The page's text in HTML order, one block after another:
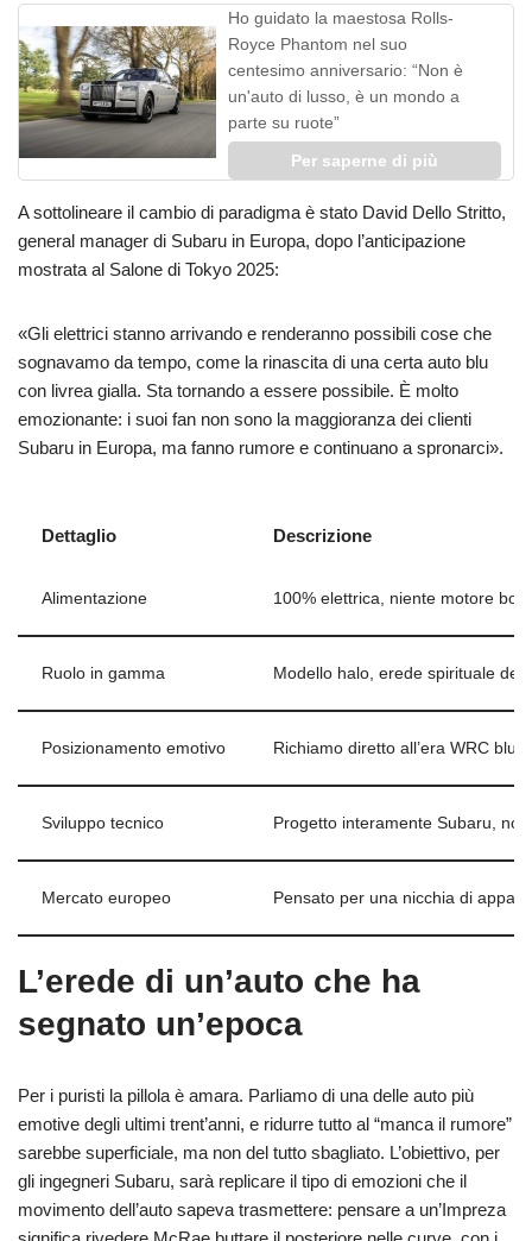
Ho guidato la maestosa Rolls-
Royce Phantom nel suo
centesimo anniversario: “Non è
un'auto di lusso, è un mondo a
parte su ruote”
Per saperne di più
A sottolineare il cambio di paradigma è stato David Dello Stritto,
general manager di Subaru in Europa, dopo l’anticipazione
mostrata al Salone di Tokyo 2025:
«Gli elettrici stanno arrivando e renderanno possibili cose che
sognavamo da tempo, come la rinascita di una certa auto blu
con livrea gialla. Sta tornando a essere possibile. È molto
emozionante: i suoi fan non sono la maggioranza dei clienti
Subaru in Europa, ma fanno rumore e continuano a spronarci».
Dettaglio Descrizione
Alimentazione 100% elettrica, niente motore
Ruolo in gamma Modello halo, erede spirituale
Posizionamento emotivo Richiamo diretto all’era WRC blu
Sviluppo tecnico Progetto interamente Subaru,
Mercato europeo Pensato per una nicchia di
L’erede di un’auto che ha
segnato un’epoca
Per i puristi la pillola è amara. Parliamo di una delle auto più
emotive degli ultimi trent’anni, e ridurre tutto al “manca il rumore”
sarebbe superficiale, ma non del tutto sbagliato. L’obiettivo, per
gli ingegneri Subaru, sarà replicare il tipo di emozioni che il
movimento dell’auto sapeva trasmettere: pensare a un’Impreza